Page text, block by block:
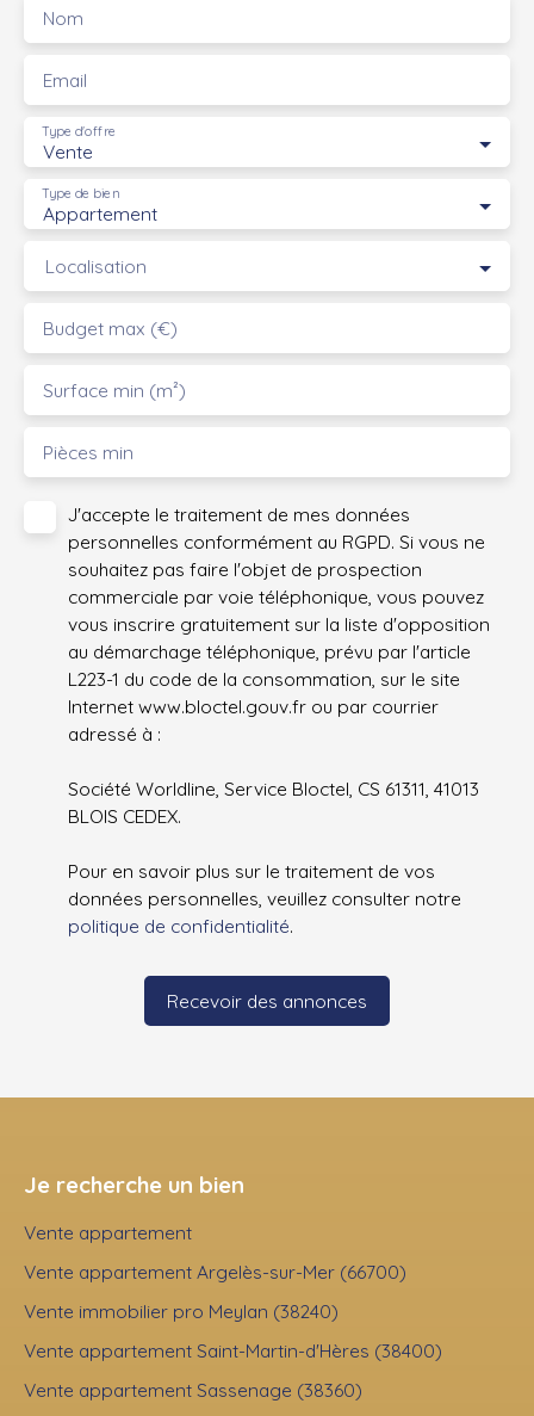
Nom
Email
Vente
Type d'offre
Appartement
Type de bien
Localisation
Budget max (€)
Surface min (m²)
Pièces min
J'accepte le traitement de mes données
personnelles conformément au RGPD. Si vous ne
souhaitez pas faire l'objet de prospection
commerciale par voie téléphonique, vous pouvez
vous inscrire gratuitement sur la liste d'opposition
au démarchage téléphonique, prévu par l'article
L223-1 du code de la consommation, sur le site
Internet www.bloctel.gouv.fr ou par courrier
adressé à :
Société Worldline, Service Bloctel, CS 61311, 41013
BLOIS CEDEX.
Pour en savoir plus sur le traitement de vos
données personnelles, veuillez consulter notre
politique de confidentialité.
Recevoir des annonces
Je recherche un bien
Vente appartement
Vente appartement Argelès-sur-Mer (66700)
Vente immobilier pro Meylan (38240)
Vente appartement Saint-Martin-d'Hères (38400)
Vente appartement Sassenage (38360)